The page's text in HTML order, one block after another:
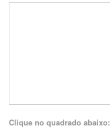
Clique no quadrado abaixo: